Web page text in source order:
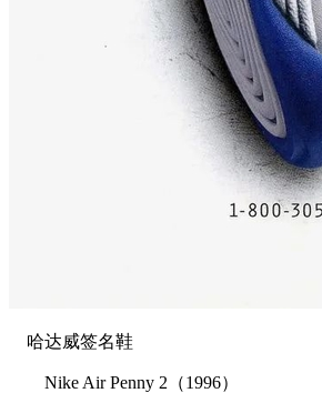
哈达威签名鞋
Nike Air Penny 2（1996）